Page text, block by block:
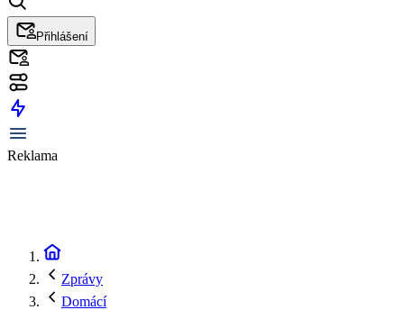
Přihlášení
Reklama
Zprávy
Domácí